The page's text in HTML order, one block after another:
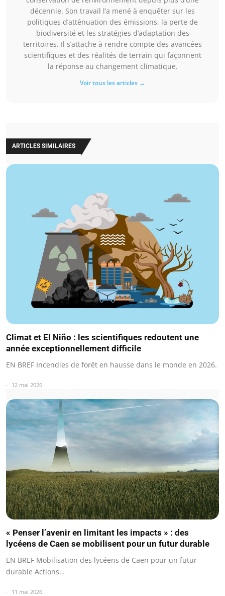
décennie. Son travail l’a mené à enquêter sur les
politiques d’atténuation des émissions, la perte de
biodiversité et les stratégies d’adaptation des
territoires. Il s’attache à rendre compte des avancées
scientifiques et des réalités de terrain qui façonnent
la réponse au changement climatique.
Voir tous les articles →
ARTICLES SIMILAIRES
Climat et El Niño : les scientifiques redoutent une
année exceptionnellement difficile
EN BREF Incendies de forêt en hausse dans le monde en 2026.
12 mai 2026
« Penser l’avenir en limitant les impacts » : des
lycéens de Caen se mobilisent pour un futur durable
EN BREF Mobilisation des lycéens de Caen pour un futur
durable Actions…
11 mai 2026